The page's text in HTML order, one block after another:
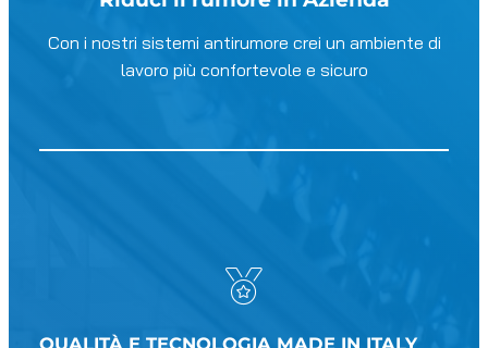
Con i nostri sistemi antirumore crei un ambiente di
lavoro più confortevole e sicuro